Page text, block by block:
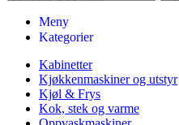
Meny
Kategorier
Kabinetter
Kjøkkenmaskiner og utstyr
Kjøl & Frys
Kok, stek og varme